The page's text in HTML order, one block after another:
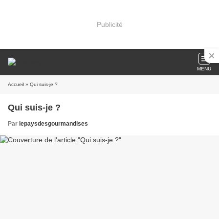
Publicité
MENU
Accueil » Qui suis-je ?
Qui suis-je ?
Par lepaysdesgourmandises